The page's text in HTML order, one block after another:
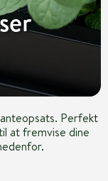
Perfekt
at fremvise dine